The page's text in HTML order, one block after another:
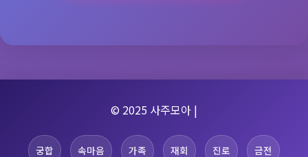
© 2025 사주모아 |
궁합 속마음 가족 재회 진로 금전